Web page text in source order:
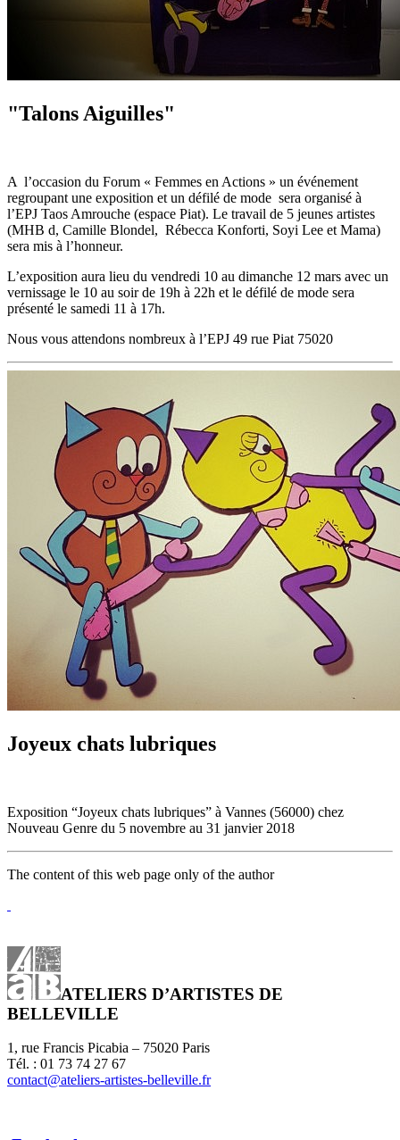
"Talons Aiguilles"
A l’occasion du Forum « Femmes en Actions » un événement
regroupant une exposition et un défilé de mode sera organisé à
l’EPJ Taos Amrouche (espace Piat). Le travail de 5 jeunes artistes
(MHB d, Camille Blondel, Rébecca Konforti, Soyi Lee et Mama)
sera mis à l’honneur.
L’exposition aura lieu du vendredi 10 au dimanche 12 mars avec un
vernissage le 10 au soir de 19h à 22h et le défilé de mode sera
présenté le samedi 11 à 17h.
Nous vous attendons nombreux à l’EPJ 49 rue Piat 75020
Joyeux chats lubriques
Exposition “Joyeux chats lubriques” à Vannes (56000) chez
Nouveau Genre du 5 novembre au 31 janvier 2018
The content of this web page only of the author
ATELIERS D’ARTISTES DE
BELLEVILLE
1, rue Francis Picabia – 75020 Paris
Tél. : 01 73 74 27 67
contact@ateliers-artistes-belleville.fr